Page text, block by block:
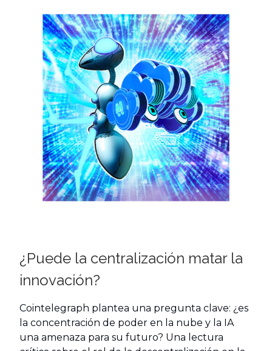
¿Puede la centralización matar la
innovación?
Cointelegraph plantea una pregunta clave: ¿es
la concentración de poder en la nube y la IA
una amenaza para su futuro? Una lectura